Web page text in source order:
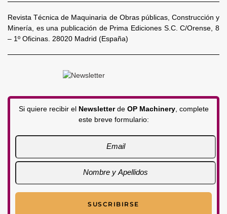
Revista Técnica de Maquinaria de Obras públicas, Construcción y
Minería, es una publicación de Prima Ediciones S.C. C/Orense, 8
– 1º Oficinas. 28020 Madrid (España)
Si quiere recibir el Newsletterde OP Machinery, complete
este breve formulario: